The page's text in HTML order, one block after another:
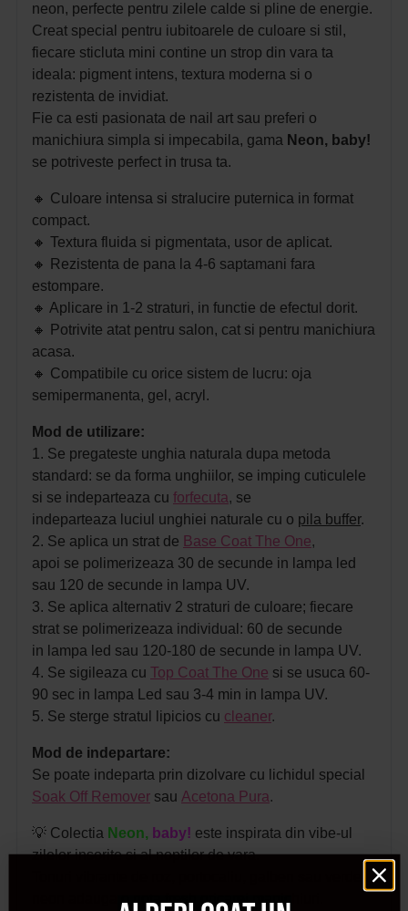
neon, perfecte pentru zilele calde si pline de energie.
Creat special pentru iubitoarele de culoare si stil,
fiecare sticluta mini contine un strop din vara ta
ideala: pigment intens, textura moderna si o
rezistenta de invidiat.
Fie ca esti pasionata de nail art sau preferi o
manichiura simpla si impecabila, gama Neon, baby!
se potriveste perfect in trusa ta.
🔸 Culoare intensa si stralucire puternica in format
compact.
🔸 Textura fluida si pigmentata, usor de aplicat.
🔸
Rezistenta de pana la 4-6 saptamani fara
estompare.
🔸 Aplicare in 1-2 straturi, in functie de efectul dorit.
🔸
Potrivite atat pentru salon, cat si pentru manichiura
acasa.
🔸 Compatibile cu orice sistem de lucru: oja
semipermanenta, gel, acryl.
Mod de utilizare:
1. Se pregateste unghia naturala dupa metoda
standard: se da forma unghiilor, se imping cuticulele
si se indeparteaza cu forfecuta, se
indeparteaza luciul unghiei naturale cu o pila buffer.
2. Se aplica un strat de Base Coat The One,
apoi se polimerizeaza 30 de secunde in lampa led
sau 120 de secunde in lampa UV.
3. Se aplica alternativ 2 straturi de culoare; fiecare
strat se polimerizeaza individual: 60 de secunde
in lampa led sau 120-180 de secunde in lampa UV.
4. Se sigileaza cu Top Coat The One si se usuca 60-
90 sec in lampa Led sau 3-4 min in lampa UV.
5. Se sterge stratul lipicios cu cleaner.
Mod de indepartare:
Se poate indeparta prin dizolvare cu lichidul special
Soak Off Remover sau Acetona Pura.
💡 Colectia Neon, baby! este inspirata din vibe-ul
zilelor insorite si al noptilor de vara.
neon adauga o nota fresh oricarei manichiuri.